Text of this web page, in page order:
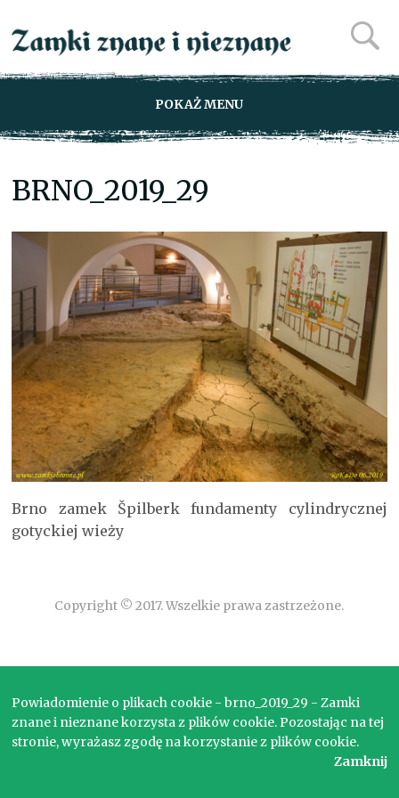
POKAŻ MENU
BRNO_2019_29
Brno zamek Špilberk fundamenty cylindrycznej
gotyckiej wieży
Copyright © 2017. Wszelkie prawa zastrzeżone.
Powiadomienie o plikach cookie - brno_2019_29 - Zamki
znane i nieznane korzysta z plików cookie. Pozostając na tej
stronie, wyrażasz zgodę na korzystanie z plików cookie.
Zamknij